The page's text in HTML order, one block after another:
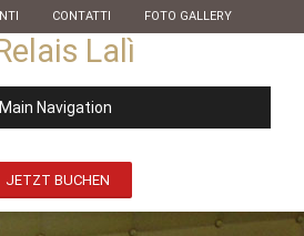
CONTATTI FOTO GALLERY
Main Navigation
JETZT BUCHEN